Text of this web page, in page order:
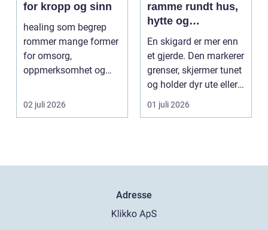
for kropp og sinn
healing som begrep
rommer mange former
for omsorg,
oppmerksomhet og
som mål å s...
02 juli 2026
ramme rundt hus,
hytte og
kulturlandskap
En skigard er mer enn
et gjerde. Den markerer
grenser, skjermer tunet
og holder dyr ute eller
inne, ...
01 juli 2026
Adresse